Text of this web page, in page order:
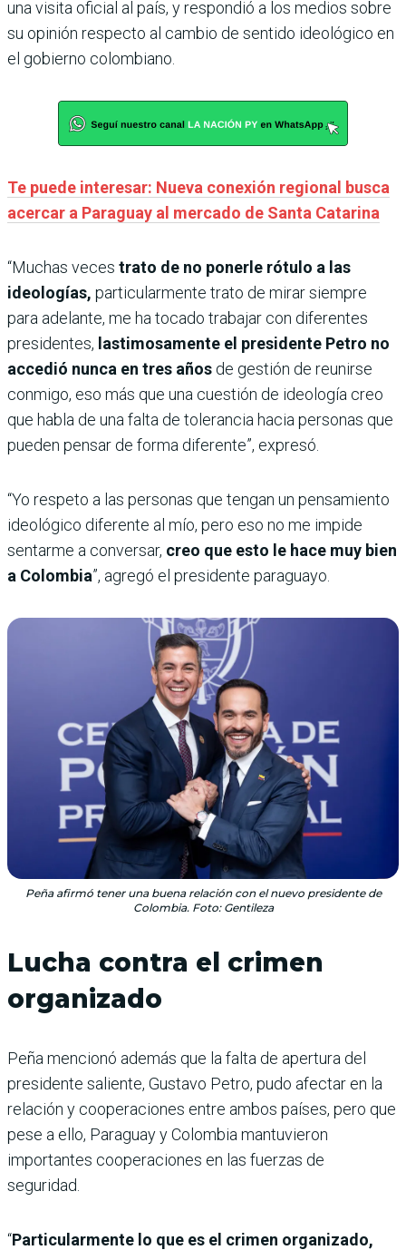
una visita oficial al país, y respondió a los medios sobre
su opinión respecto al cambio de sentido ideológico en
el gobierno colombiano.
Te puede interesar: Nueva conexión regional busca
acercar a Paraguay al mercado de Santa Catarina
“Muchas veces trato de no ponerle rótulo a las
ideologías, particularmente trato de mirar siempre
para adelante, me ha tocado trabajar con diferentes
presidentes, lastimosamente el presidente Petro no
accedió nunca en tres años de gestión de reunirse
conmigo, eso más que una cuestión de ideología creo
que habla de una falta de tolerancia hacia personas que
pueden pensar de forma diferente”, expresó.
“Yo respeto a las personas que tengan un pensamiento
ideológico diferente al mío, pero eso no me impide
sentarme a conversar, creo que esto le hace muy bien
a Colombia”, agregó el presidente paraguayo.
Peña afirmó tener una buena relación con el nuevo presidente de
Colombia. Foto: Gentileza
Lucha contra el crimen
organizado
Peña mencionó además que la falta de apertura del
presidente saliente, Gustavo Petro, pudo afectar en la
relación y cooperaciones entre ambos países, pero que
pese a ello, Paraguay y Colombia mantuvieron
importantes cooperaciones en las fuerzas de
seguridad.
“Particularmente lo que es el crimen organizado,